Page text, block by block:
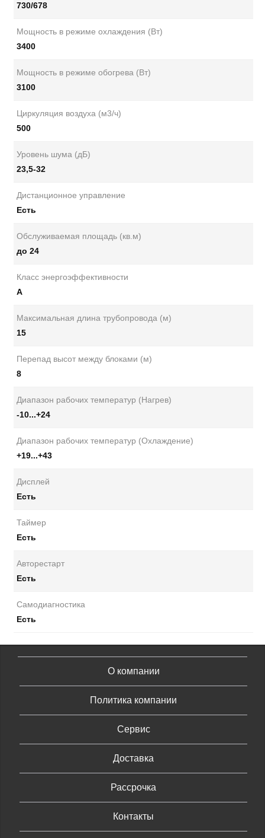
730/678
Мощность в режиме охлаждения (Вт)
3400
Мощность в режиме обогрева (Вт)
3100
Циркуляция воздуха (м3/ч)
500
Уровень шума (дБ)
23,5-32
Дистанционное управление
Есть
Обслуживаемая площадь (кв.м)
до 24
Класс энергоэффективности
А
Максимальная длина трубопровода (м)
15
Перепад высот между блоками (м)
8
Диапазон рабочих температур (Нагрев)
-10...+24
Диапазон рабочих температур (Охлаждение)
+19...+43
Дисплей
Есть
Таймер
Есть
Авторестарт
Есть
Самодиагностика
Есть
О компании
Политика компании
Сервис
Доставка
Рассрочка
Контакты